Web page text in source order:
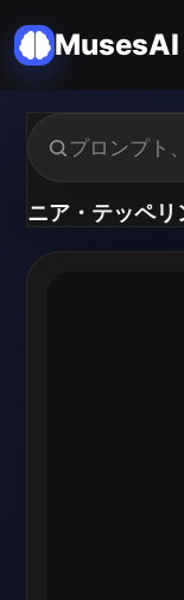
MusesAI
ニア・テッペリ